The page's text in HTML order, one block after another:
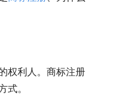
权利人。商标注册
。